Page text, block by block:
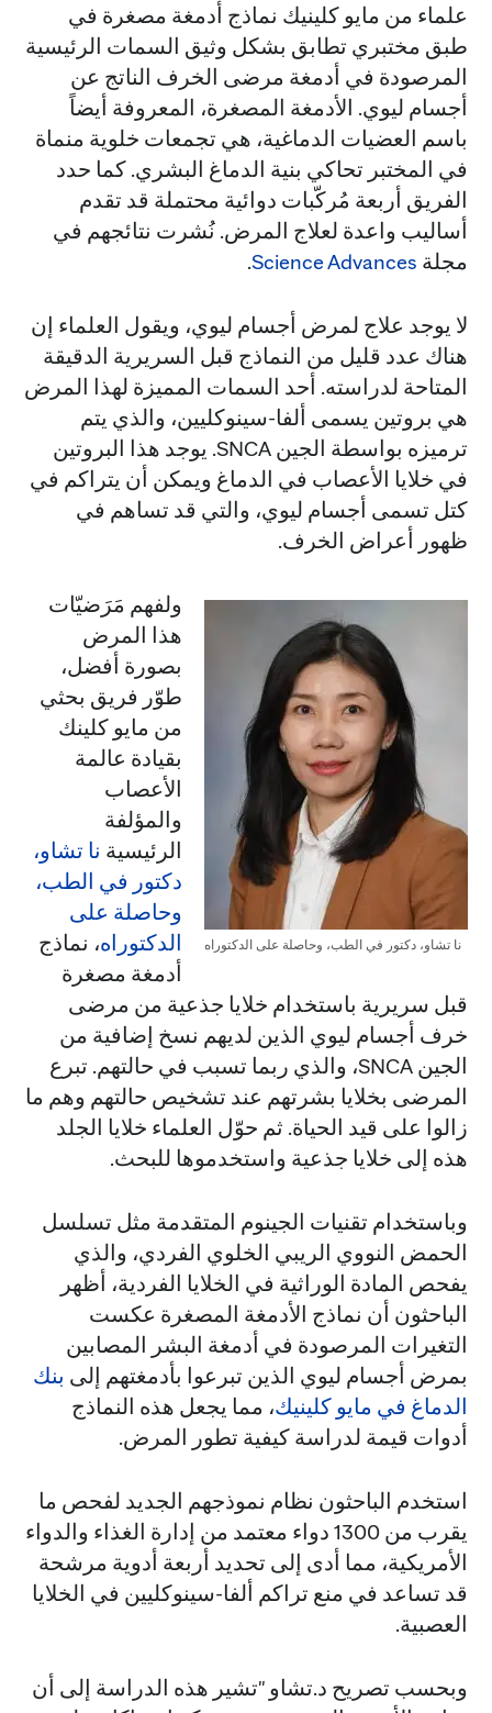
علماء من مايو كلينيك نماذج أدمغة مصغرة في
طبق مختبري تطابق بشكل وثيق السمات الرئيسية
المرصودة في أدمغة مرضى الخرف الناتج عن
أجسام ليوي. الأدمغة المصغرة، المعروفة أيضاً
باسم العضيات الدماغية، هي تجمعات خلوية منماة
في المختبر تحاكي بنية الدماغ البشري. كما حدد
الفريق أربعة مُركّبات دوائية محتملة قد تقدم
أساليب واعدة لعلاج المرض. نُشرت نتائجهم في
مجلة Science Advances
.
لا يوجد علاج لمرض أجسام ليوي، ويقول العلماء إن
هناك عدد قليل من النماذج قبل السريرية الدقيقة
المتاحة لدراسته. أحد السمات المميزة لهذا المرض
هي بروتين يسمى ألفا-سينوكليين، والذي يتم
ترميزه بواسطة الجين SNCA. يوجد هذا البروتين
في خلايا الأعصاب في الدماغ ويمكن أن يتراكم في
كتل تسمى أجسام ليوي، والتي قد تساهم في
ظهور أعراض الخرف.
نا تشاو، دكتور في الطب، وحاصلة على الدكتوراه
ولفهم مَرَضيّات
هذا المرض
بصورة أفضل،
طوّر فريق بحثي
من مايو كلينك
بقيادة عالمة
الأعصاب
والمؤلفة
الرئيسية نا تشاو،
دكتور في الطب،
وحاصلة على
الدكتوراه، نماذج
أدمغة مصغرة
قبل سريرية باستخدام خلايا جذعية من مرضى
خرف أجسام ليوي الذين لديهم نسخ إضافية من
الجين SNCA، والذي ربما تسبب في حالتهم. تبرع
المرضى بخلايا بشرتهم عند تشخيص حالتهم وهم ما
زالوا على قيد الحياة. ثم حوّل العلماء خلايا الجلد
هذه إلى خلايا جذعية واستخدموها للبحث.
وباستخدام تقنيات الجينوم المتقدمة مثل تسلسل
الحمض النووي الريبي الخلوي الفردي، والذي
يفحص المادة الوراثية في الخلايا الفردية، أظهر
الباحثون أن نماذج الأدمغة المصغرة عكست
التغيرات المرصودة في أدمغة البشر المصابين
بمرض أجسام ليوي الذين تبرعوا بأدمغتهم إلى بنك
الدماغ في مايو كلينيك، مما يجعل هذه النماذج
أدوات قيمة لدراسة كيفية تطور المرض.
استخدم الباحثون نظام نموذجهم الجديد لفحص ما
يقرب من 1300 دواء معتمد من إدارة الغذاء والدواء
الأمريكية، مما أدى إلى تحديد أربعة أدوية مرشحة
قد تساعد في منع تراكم ألفا-سينوكليين في الخلايا
العصبية.
وبحسب تصريح د.تشاو "تشير هذه الدراسة إلى أن